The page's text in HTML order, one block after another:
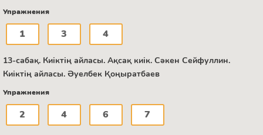
Упражнения
1 3 4
13-сабақ. Киіктің айласы. Ақсақ киік. Сәкен Сейфуллин.
Киіктің айласы. Әуелбек Қоңыратбаев
Упражнения
2 4 6 7